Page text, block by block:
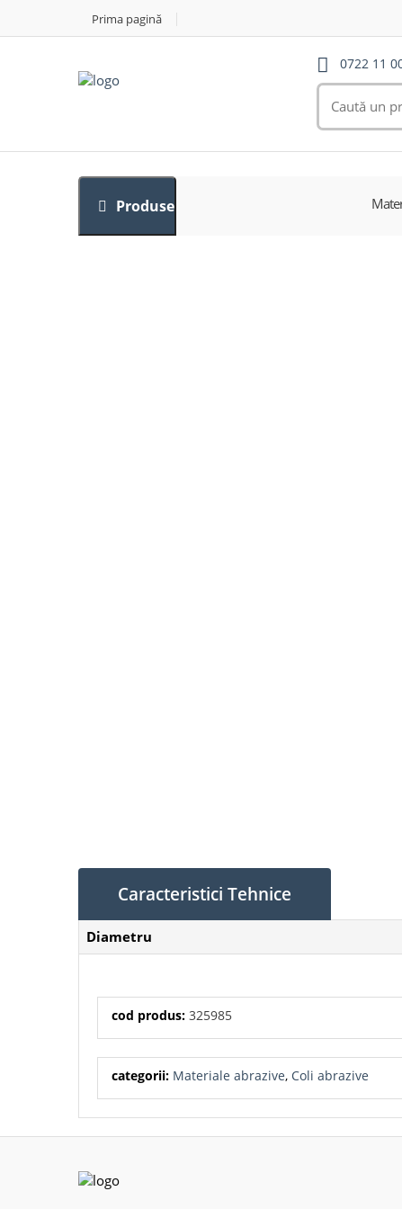
Prima pagină
0722 11
Produse
Caracteristici Tehnice
Diametru
cod produs: 325985
categorii: Materiale abrazive, Coli abrazive